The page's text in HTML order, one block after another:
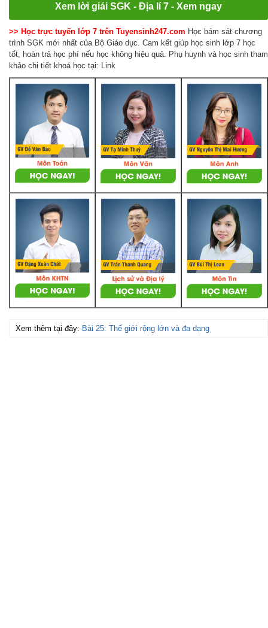
Xem lời giải SGK - Địa lí 7 - Xem ngay
>> Học trực tuyến lớp 7 trên Tuyensinh247.com Học bám sát chương
trình SGK mới nhất của Bộ Giáo dục. Cam kết giúp học sinh lớp 7 học
tốt, hoàn trả học phí nếu học không hiệu quả. Phụ huynh và học sinh tham
khảo chi tiết khoá học tại: Link
Xem thêm tại đây: Bài 25: Thế giới rộng lớn và đa dạng